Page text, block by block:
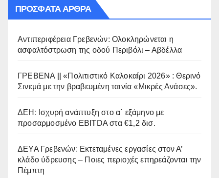
ΠΡΌΣΦΑΤΑ ΆΡΘΡΑ
Αντιπεριφέρεια Γρεβενών: Ολοκληρώνεται η
ασφαλτόστρωση της οδού Περιβόλι – Αβδέλλα
ΓΡΕΒΕΝΑ || «Πολιτιστικό Καλοκαίρι 2026» : Θερινό
Σινεμά με την βραβευμένη ταινία «Μικρές Ανάσες».
ΔΕΗ: Ισχυρή ανάπτυξη στο α΄ εξάμηνο με
προσαρμοσμένο EBITDA στα €1,2 δισ.
ΔΕΥΑ Γρεβενών: Εκτεταμένες εργασίες στον Α’
κλάδο ύδρευσης – Ποιες περιοχές επηρεάζονται την
Πέμπτη